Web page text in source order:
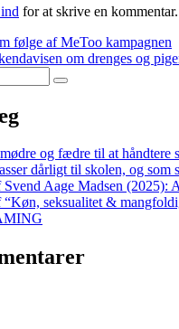
for at skrive en kommentar.
følge af MeToo kampagnen
om drenges og
Søg
og fædre til at håndtere
dårligt til skolen, og som
Svend Aage Madsen (2025):
seksualitet &